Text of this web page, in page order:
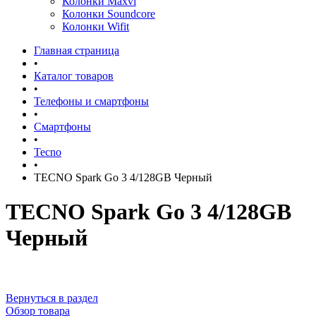
Колонки Soundcore
Колонки Wifit
Главная страница
•
Каталог товаров
•
Телефоны и смартфоны
•
Смартфоны
•
Tecno
•
TECNO Spark Go 3 4/128GB Черный
TECNO Spark Go 3 4/128GB
Черный
Вернуться в раздел
Обзор товара